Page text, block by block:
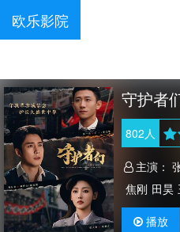
欧乐影院
守护者
802人
主演：
焦刚 田昊
王姿允 贺镪
播放